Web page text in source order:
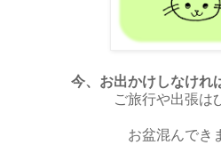
今、お出かけしなけれ
ご旅行や出張は
お盆混んでき